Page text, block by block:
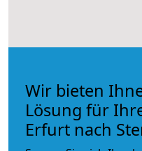
Wir bieten
Lösung für
Erfurt nach